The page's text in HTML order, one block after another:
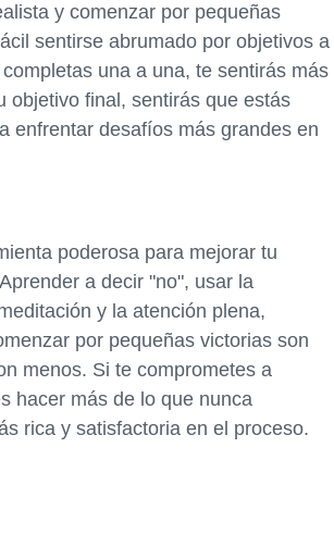
y comenzar por pequeñas
sentirse abrumado por objetivos a
una a una, te sentirás más
objetivo final, sentirás que estás
enfrentar desafíos más grandes en
poderosa para mejorar tu
a decir "no", usar la
y la atención plena,
por pequeñas victorias son
menos. Si te comprometes a
hacer más de lo que nunca
rica y satisfactoria en el proceso.